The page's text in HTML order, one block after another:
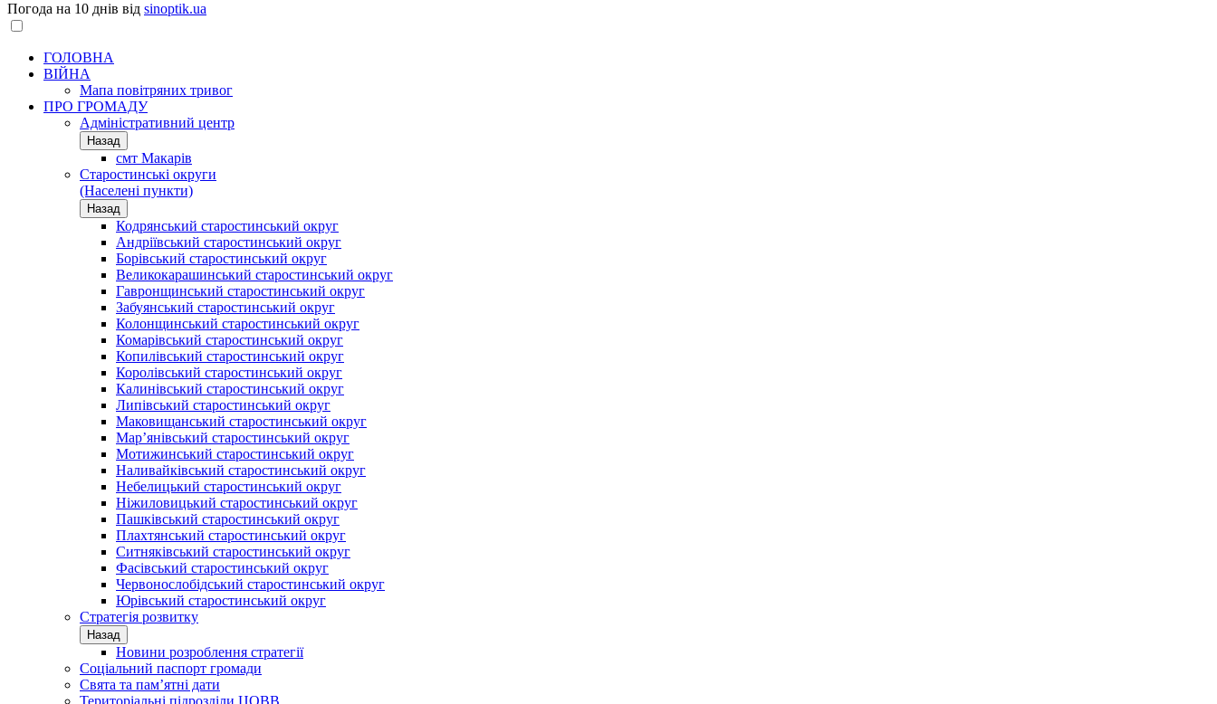
Погода на 10 днів від sinoptik.ua
ГОЛОВНА
ВІЙНА
Мапа повітряних тривог
ПРО ГРОМАДУ
Aдміністративний центр
Назад
смт Макарів
Старостинські округи
(Населені пункти)
Назад
Кодрянський старостинський округ
Андріївський старостинський округ
Борівський старостинський округ
Великокарашинський старостинський округ
Гавронщинський старостинський округ
Забуянський старостинський округ
Колонщинський старостинський округ
Комарівський старостинський округ
Копилівський старостинський округ
Королівський старостинський округ
Калинівський старостинський округ
Липівський старостинський округ
Маковищанський старостинський округ
Мар’янівський старостинський округ
Мотижинський старостинський округ
Наливайківський старостинський округ
Небелицький старостинський округ
Ніжиловицький старостинський округ
Пашківський старостинський округ
Плахтянський старостинський округ
Ситняківський старостинський округ
Фасівський старостинський округ
Червонослобідський старостинський округ
Юрівський старостинський округ
Стратегія розвитку
Назад
Новини розроблення стратегії
Соціальний паспорт громади
Свята та пам’ятні дати
Територіальні підрозділи ЦОВВ